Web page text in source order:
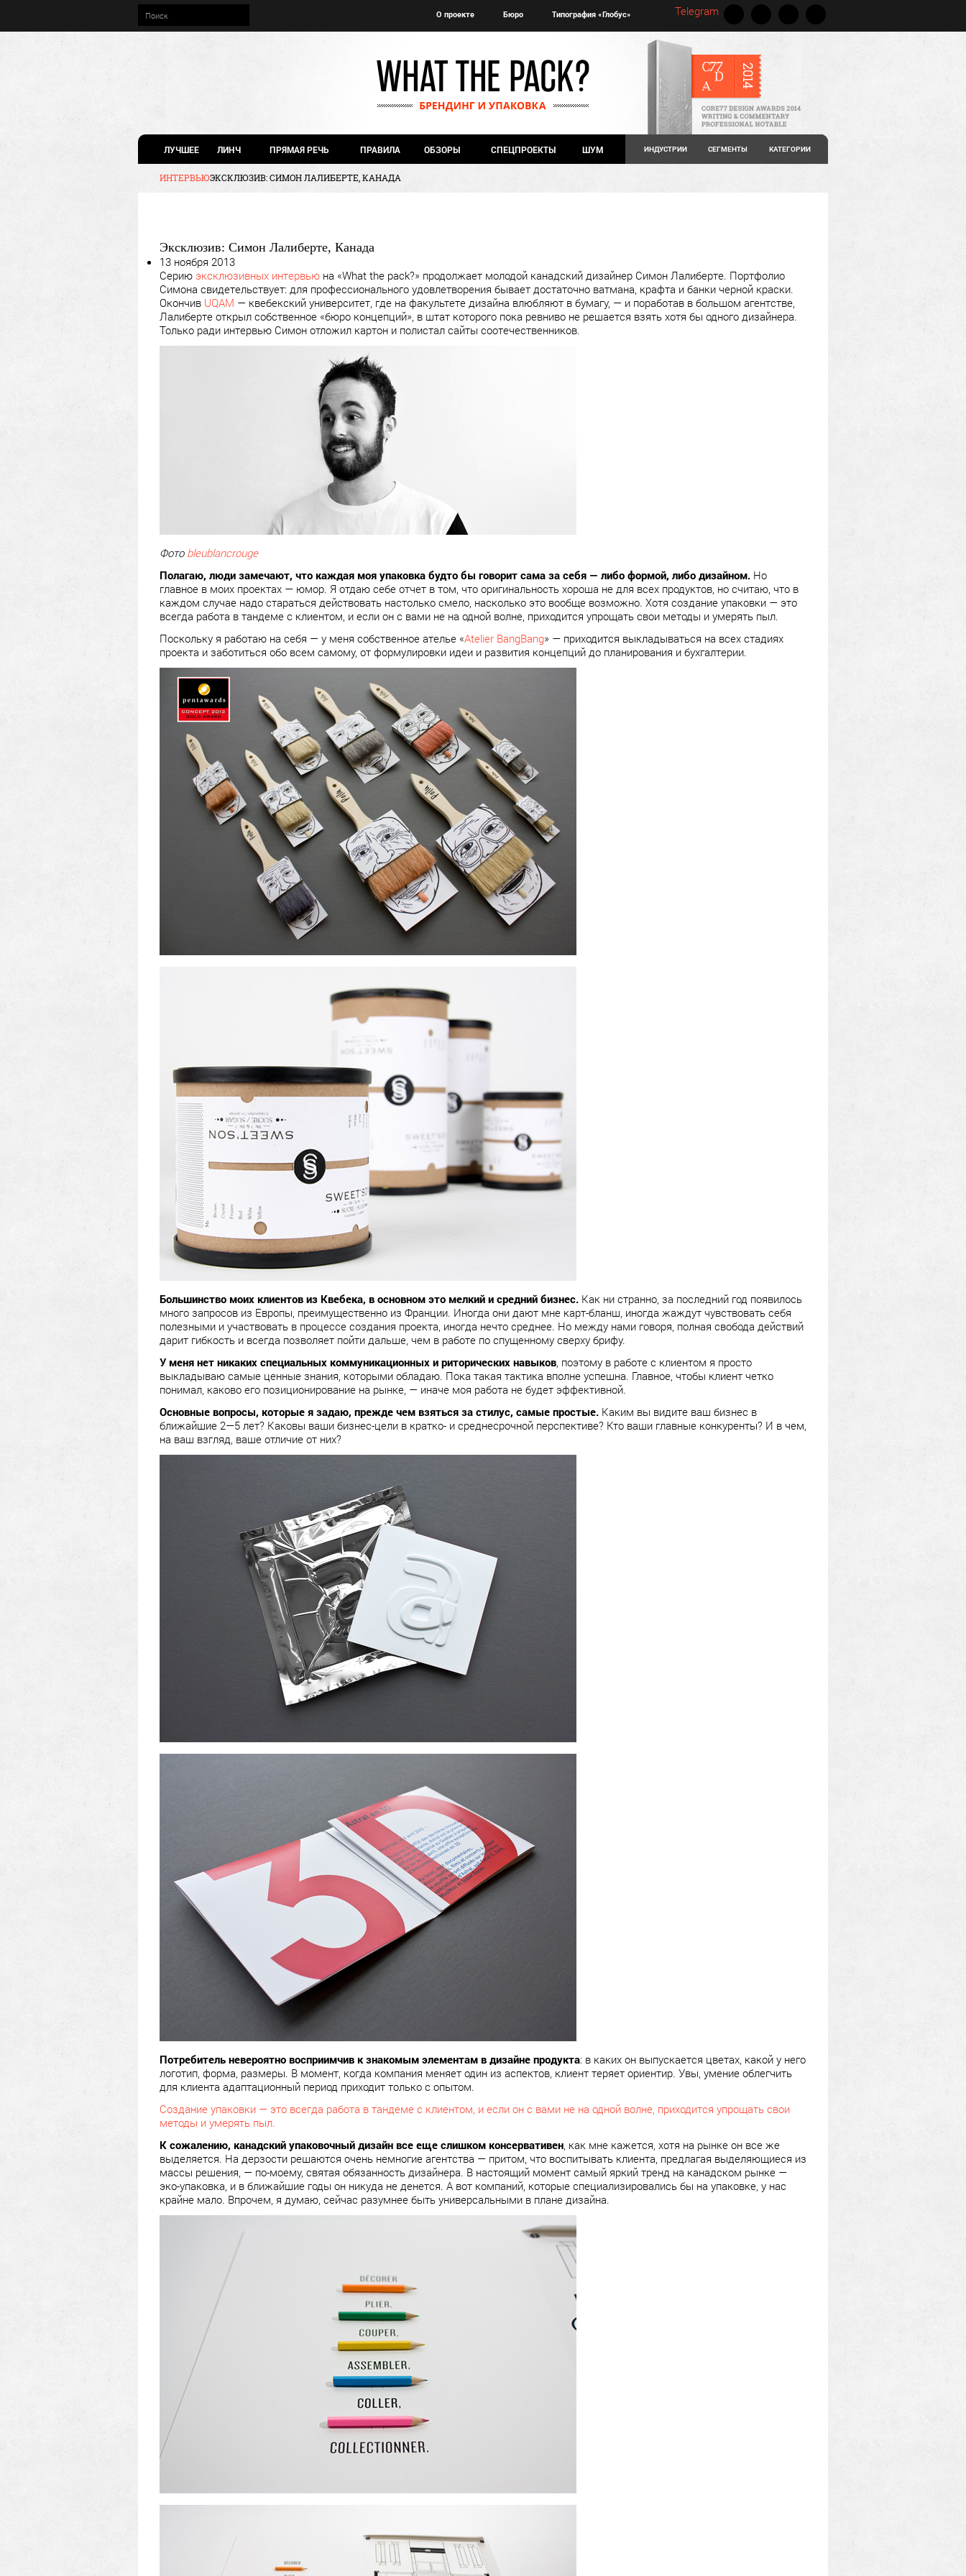
О проекте Бюро Типография «Глобус» Telegram
ЛУЧШЕЕ ЛИНЧ ПРЯМАЯ РЕЧЬ ПРАВИЛА ОБЗОРЫ СПЕЦПРОЕКТЫ ШУМ ИНДУСТРИИ СЕГМЕНТЫ КАТЕГОРИИ
ИНТЕРВЬЮЭКСКЛЮЗИВ: СИМОН ЛАЛИБЕРТЕ, КАНАДА
Эксклюзив: Симон Лалиберте, Канада
13 ноября 2013
Серию эксклюзивных интервью на «What the pack?» продолжает молодой канадский дизайнер Симон Лалиберте. Портфолио
Симона свидетельствует: для профессионального удовлетворения бывает достаточно ватмана, крафта и банки черной краски.
Окончив UQAM — квебекский университет, где на факультете дизайна влюбляют в бумагу, — и поработав в большом агентстве,
Лалиберте открыл собственное «бюро концепций», в штат которого пока ревниво не решается взять хотя бы одного дизайнера.
Только ради интервью Симон отложил картон и полистал сайты соотечественников.
Фото bleublancrouge
Полагаю, люди замечают, что каждая моя упаковка будто бы говорит сама за себя — либо формой, либо дизайном. Но
главное в моих проектах — юмор. Я отдаю себе отчет в том, что оригинальность хороша не для всех продуктов, но считаю, что в
каждом случае надо стараться действовать настолько смело, насколько это вообще возможно. Хотя создание упаковки — это
всегда работа в тандеме с клиентом, и если он с вами не на одной волне, приходится упрощать свои методы и умерять пыл.
Поскольку я работаю на себя — у меня собственное ателье «Atelier BangBang» — приходится выкладываться на всех стадиях
проекта и заботиться обо всем самому, от формулировки идеи и развития концепций до планирования и бухгалтерии.
Большинство моих клиентов из Квебека, в основном это мелкий и средний бизнес. Как ни странно, за последний год появилось
много запросов из Европы, преимущественно из Франции. Иногда они дают мне карт-бланш, иногда жаждут чувствовать себя
полезными и участвовать в процессе создания проекта, иногда нечто среднее. Но между нами говоря, полная свобода действий
дарит гибкость и всегда позволяет пойти дальше, чем в работе по спущенному сверху брифу.
У меня нет никаких специальных коммуникационных и риторических навыков , поэтому в работе с клиентом я просто
выкладываю самые ценные знания, которыми обладаю. Пока такая тактика вполне успешна. Главное, чтобы клиент четко
понимал, каково его позиционирование на рынке, — иначе моя работа не будет эффективной.
Основные вопросы, которые я задаю, прежде чем взяться за стилус, самые простые. Каким вы видите ваш бизнес в
ближайшие 2—5 лет? Каковы ваши бизнес-цели в кратко- и среднесрочной перспективе? Кто ваши главные конкуренты? И в чем,
на ваш взгляд, ваше отличие от них?
Потребитель невероятно восприимчив к знакомым элементам в дизайне продукта: в каких он выпускается цветах, какой у него
логотип, форма, размеры. В момент, когда компания меняет один из аспектов, клиент теряет ориентир. Увы, умение облегчить
для клиента адаптационный период приходит только с опытом.
Cоздание упаковки — это всегда работа в тандеме с клиентом, и если он с вами не на одной волне, приходится упрощать свои
методы и умерять пыл.
К сожалению, канадский упаковочный дизайн все еще слишком консервативен , как мне кажется, хотя на рынке он все же
выделяется. На дерзости решаются очень немногие агентства — притом, что воспитывать клиента, предлагая выделяющиеся из
массы решения, — по-моему, святая обязанность дизайнера. В настоящий момент самый яркий тренд на канадском рынке —
эко-упаковка, и в ближайшие годы он никуда не денется. А вот компаний, которые специализировались бы на упаковке, у нас
крайне мало. Впрочем, я думаю, сейчас разумнее быть универсальными в плане дизайна.